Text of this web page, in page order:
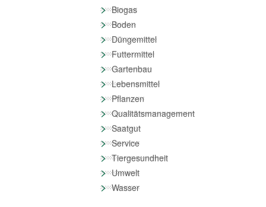
>Biogas
>Boden
>Düngemittel
>Futtermittel
>Gartenbau
>Lebensmittel
>Pflanzen
>Qualitätsmanagement
>Saatgut
>Service
>Tiergesundheit
>Umwelt
>Wasser